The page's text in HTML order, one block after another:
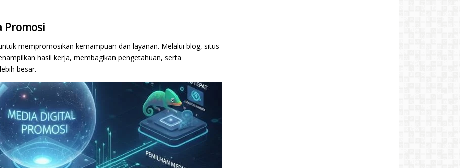
Promosi
mempromosikan kemampuan dan layanan. Melalui blog, situs
hasil kerja, membagikan pengetahuan, serta
besar.